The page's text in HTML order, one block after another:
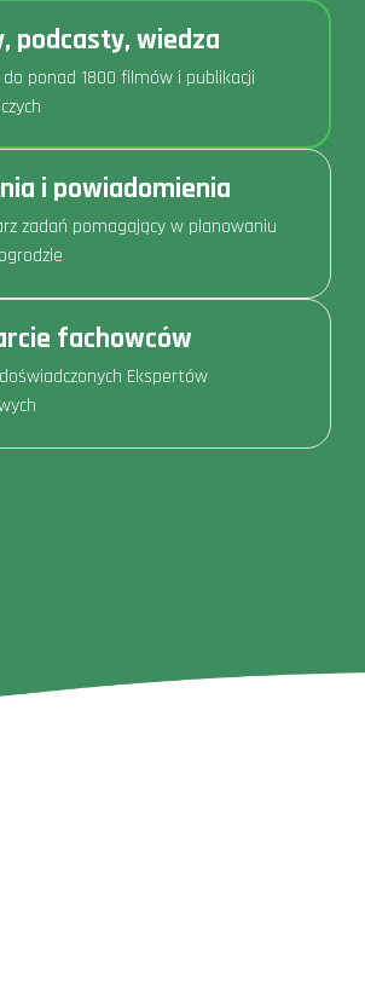
podcasty, wiedza
ponad 1800 filmów i publikacji
i powiadomienia
zadań pomagający w planowaniu
fachowców
Ekspertów